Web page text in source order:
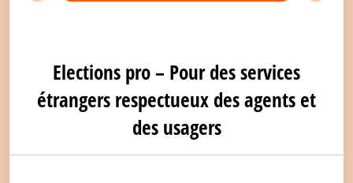
Elections pro – Pour des services
étrangers respectueux des agents et
des usagers